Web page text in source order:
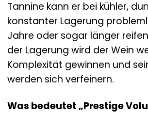
Tannine kann er bei kühler,
konstanter Lagerung
Jahre oder sogar länger
der Lagerung wird der Wein
Komplexität gewinnen und
werden sich verfeinern.
Was bedeutet „Prestige